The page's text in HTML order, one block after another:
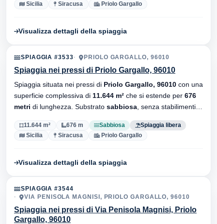
Sicilia
Siracusa Priolo Gargallo
Visualizza dettagli della spiaggia
SPIAGGIA #3533 PRIOLO GARGALLO, 96010
Spiaggia nei pressi di Priolo Gargallo, 96010
Spiaggia situata nei pressi di Priolo Gargallo, 96010 con una
superficie complessiva di 11.644 m² che si estende per 676
metri di lunghezza. Substrato sabbiosa , senza stabilimenti
11.644 m² 676 m Sabbiosa
Spiaggia libera
Sicilia
Siracusa Priolo Gargallo
Visualizza dettagli della spiaggia
SPIAGGIA #3544
VIA PENISOLA MAGNISI, PRIOLO GARGALLO, 96010
Spiaggia nei pressi di Via Penisola Magnisi, Priolo
Gargallo, 96010